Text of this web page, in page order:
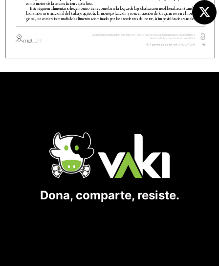
Dona, comparte, resiste.